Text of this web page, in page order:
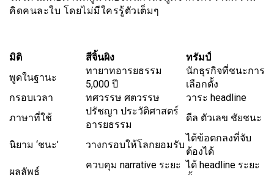
คิดคนละใบ โดยไม่มีใครรู้ตัวเต็มๆ
มิติ สีจิ้นผิง
ทรัมป์
พูดในฐานะ
ทายาทอารยธรรม
5,000 ปี
นักธุรกิจที่ชนะการ
เลือกตั้ง
กรอบเวลา
ทศวรรษ ศตวรรษ
วาระ headline
ภาษาที่ใช้
ปรัชญา ประวัติศาสตร์
อารยธรรม
ดีล ตัวเลข ชัยชนะ
นิยาม ‘ชนะ’ วางกรอบให้โลกยอมรับ
ได้ข้อตกลงที่จับ
ต้องได้
ผลลัพธ์
ควบคุม narrative ระยะ ได้ headline ระยะ